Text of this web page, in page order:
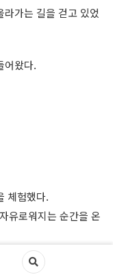
가는 길을 걷고 있었
어왔다.
체험했다.
유로워지는 순간을 온
바로 이것이었다.